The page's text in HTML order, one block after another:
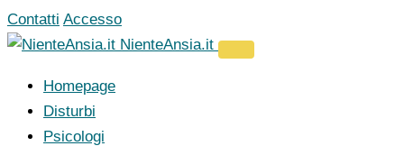
Vai
al
Contatti Accesso
NienteAnsia.it
Homepage
Disturbi
Psicologi